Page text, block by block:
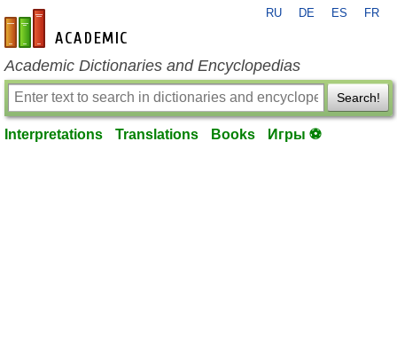
en-academic.com
RU DE ES FR
Academic Dictionaries and Encyclopedias
Search!
Interpretations Translations Books Игры ⚽